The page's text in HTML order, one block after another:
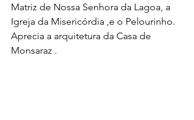
Matriz de Nossa Senhora da Lagoa, a
Igreja da Misericórdia ,e o Pelourinho.
Aprecia a arquitetura da Casa de
Monsaraz .